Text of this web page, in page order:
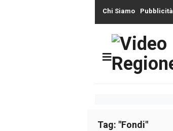
Chi Siamo Pubblicità
Tag: "Fondi"